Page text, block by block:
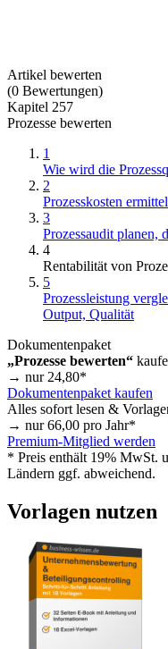
Artikel bewerten
(0 Bewertungen)
Kapitel 257
Prozesse bewerten
1
Wie wird die
2
Prozesskosten
3
Prozessaudit planen,
4
Rentabilität von
5
Prozessleistung
Output, Qualität
Dokumentenpaket
„Prozesse bewerten“
→ nur 24,80*
Dokumentenpaket kaufen
Alles sofort lesen &
→ nur66,00 pro Jahr*
Premium-Mitglied werden
* Preis enthält 19% MwSt.
Ländern ggf. abweichend.
Vorlagen nutzen